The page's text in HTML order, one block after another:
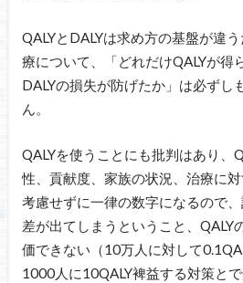
QALYとDALYは求め方の基盤が違
療について、「どれだけQALYが得
DALYの損失が防げたか」は必ずし
ん。
QALYを使うことにも批判はあり、
性、貢献度、家族の状況、治療に
考慮せずに一律の数字になるので
差が出てしまうということ、QALY
価できない（10万人に対して
1000人に10QALY裨益する対策と